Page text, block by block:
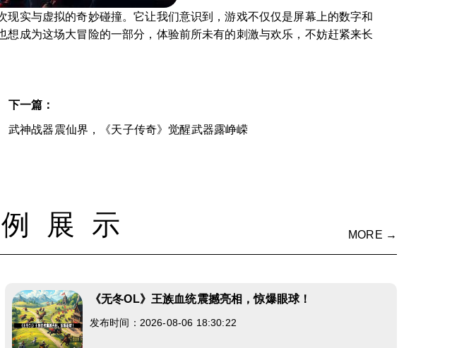
实与虚拟的奇妙碰撞。它让我们意识到，游戏不仅仅是屏幕上的数字和
成为这场大冒险的一部分，体验前所未有的刺激与欢乐，不妨赶紧来长
下一篇：
武神战器震仙界，《天子传奇》觉醒武器露峥嵘
展示 MORE →
《无冬OL》王族血统震撼亮相，惊爆眼球！
发布时间：2026-08-06 18:30:22